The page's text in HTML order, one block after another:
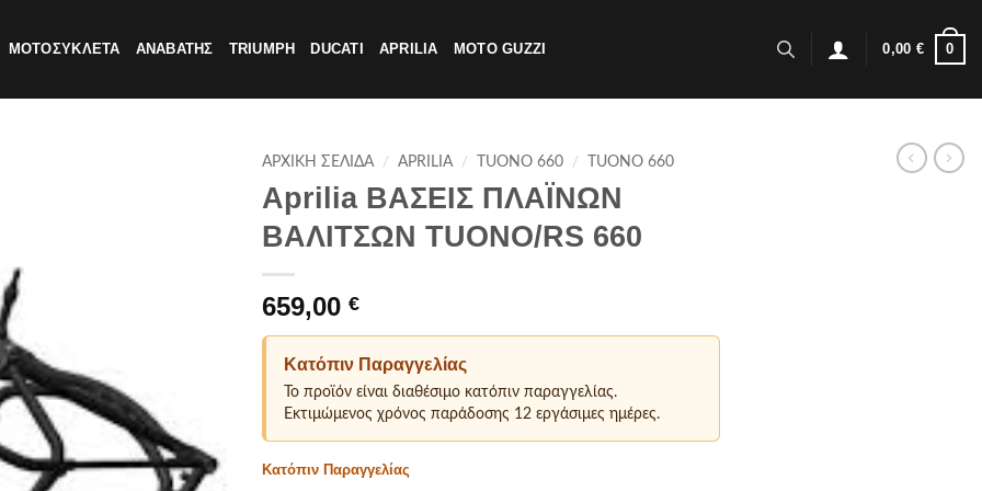
ΜΟΤΟΣΥΚΛΕΤΑ ΑΝΑΒΑΤΗΣ TRIUMPH DUCATI APRILIA MOTO GUZZI 0,00 € 0
ΑΡΧΙΚΗ ΣΕΛΙΔΑ / APRILIA / TUONO 660 / TUONO 660
Aprilia ΒΑΣΕΙΣ ΠΛΑΪΝΩΝ
ΒΑΛΙΤΣΩΝ TUONO/RS 660
659,00 €
Κατόπιν Παραγγελίας
Το προϊόν είναι διαθέσιμο κατόπιν παραγγελίας.
Εκτιμώμενος χρόνος παράδοσης 12 εργάσιμες ημέρες.
Κατόπιν Παραγγελίας